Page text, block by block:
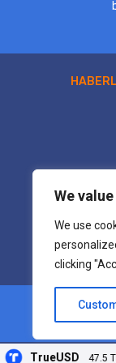
We
We use
clicking
TrueUSD 47.5 TL